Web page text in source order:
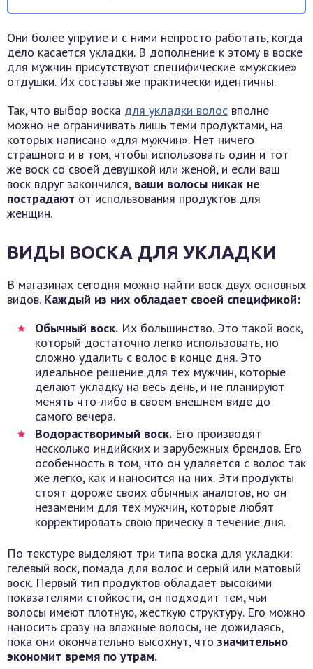
Они более упругие и с ними непросто работать, когда
дело касается укладки. В дополнение к этому в воске
для мужчин присутствуют специфические «мужские»
отдушки. Их составы же практически идентичны.
Так, что выбор воска для укладки волос вполне
можно не ограничивать лишь теми продуктами, на
которых написано «для мужчин». Нет ничего
страшного и в том, чтобы использовать один и тот
же воск со своей девушкой или женой, и если ваш
воск вдруг закончился, ваши волосы никак не
пострадают от использования продуктов для
женщин.
ВИДЫ ВОСКА ДЛЯ УКЛАДКИ
В магазинах сегодня можно найти воск двух основных
видов. Каждый из них обладает своей спецификой:
Обычный воск. Их большинство. Это такой воск,
который достаточно легко использовать, но
сложно удалить с волос в конце дня. Это
идеальное решение для тех мужчин, которые
делают укладку на весь день, и не планируют
менять что-либо в своем внешнем виде до
самого вечера.
Водорастворимый воск. Его производят
несколько индийских и зарубежных брендов. Его
особенность в том, что он удаляется с волос так
же легко, как и наносится на них. Эти продукты
стоят дороже своих обычных аналогов, но он
незаменим для тех мужчин, которые любят
корректировать свою прическу в течение дня.
По текстуре выделяют три типа воска для укладки:
гелевый воск, помада для волос и серый или матовый
воск. Первый тип продуктов обладает высокими
показателями стойкости, он подходит тем, чьи
волосы имеют плотную, жесткую структуру. Его можно
наносить сразу на влажные волосы, не дожидаясь,
пока они окончательно высохнут, что значительно
экономит время по утрам.